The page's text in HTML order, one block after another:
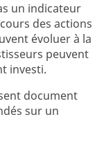
un indicateur
des actions
évoluer à la
peuvent
investi.
document
sur un